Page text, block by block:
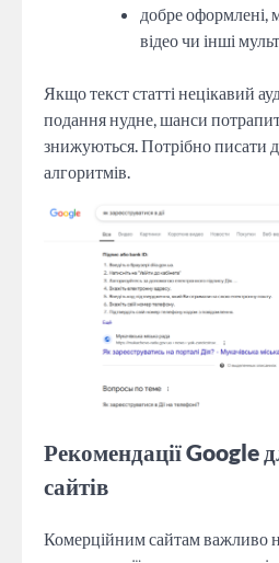
добре оформлені,
відео чи інші
Якщо текст статті нецікавий
подання нудне, шанси
знижуються. Потрібно писати
алгоритмів.
Рекомендації Google
сайтів
Комерційним сайтам важливо